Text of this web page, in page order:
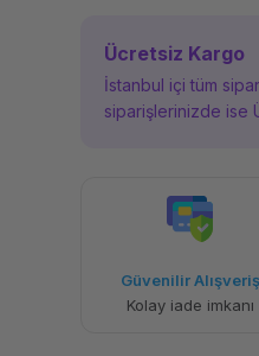
Ücretsiz Kargo
İstanbul içi tüm
siparişlerinizde ise
Güvenilir Alışveriş
Kolay iade imkanı